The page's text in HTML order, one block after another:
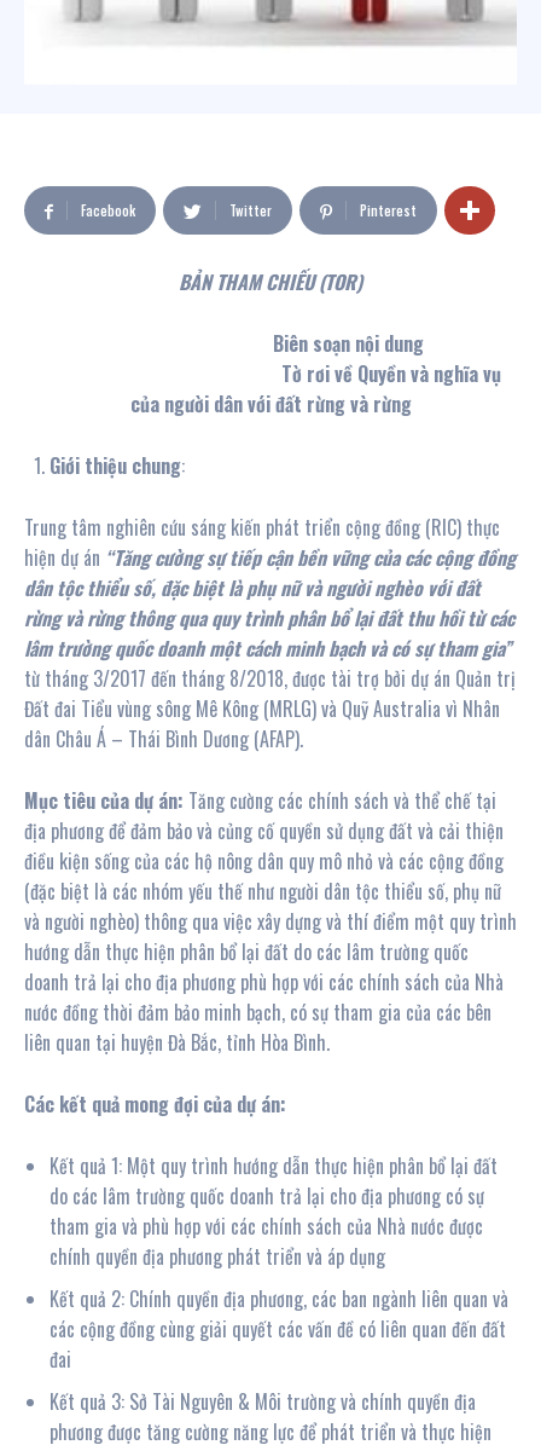
Facebook Twitter Pinterest
BẢN THAM CHIẾU (TOR)
Biên soạn nội dung
Tờ rơi về Quyền và nghĩa vụ
của người dânvới đất rừng và rừng
Giới thiệu chung:
Trung tâm nghiên cứu sáng kiến phát triển cộng đồng (RIC) thực
hiện dự án “Tăng cường sự tiếp cận bền vững của các cộng đồng
dân tộc thiểu số, đặc biệt là phụ nữ và người nghèo với đất
rừng và rừng thông qua quy trình phân bổ lại đất thu hồi từ các
lâm trường quốc doanh một cách minh bạch và có sự tham gia”
từ tháng 3/2017 đến tháng 8/2018, được tài trợ bởi dự án Quản trị
Đất đai Tiểu vùng sông Mê Kông (MRLG) và Quỹ Australia vì Nhân
dân Châu Á – Thái Bình Dương (AFAP).
Mục tiêu của dự án: Tăng cường các chính sách và thể chế tại
địa phương để đảm bảo và củng cố quyền sử dụng đất và cải thiện
điều kiện sống của các hộ nông dân quy mô nhỏ và các cộng đồng
(đặc biệt là các nhóm yếu thế như người dân tộc thiểu số, phụ nữ
và người nghèo) thông qua việc xây dựng và thí điểm một quy trình
hướng dẫn thực hiện phân bổ lại đất do các lâm trường quốc
doanh trả lại cho địa phương phù hợp với các chính sách của Nhà
nước đồng thời đảm bảo minh bạch, có sự tham gia của các bên
liên quan tại huyện Đà Bắc, tỉnh Hòa Bình.
Các kết quả mong đợi của dự án:
Kết quả 1: Một quy trình hướng dẫn thực hiện phân bổ lại đất
do các lâm trường quốc doanh trả lại cho địa phương có sự
tham gia và phù hợp với các chính sách của Nhà nước được
chính quyền địa phương phát triển và áp dụng
Kết quả 2: Chính quyền địa phương, các ban ngành liên quan và
các cộng đồng cùng giải quyết các vấn đề có liên quan đến đất
đai
Kết quả 3: Sở Tài Nguyên & Môi trường và chính quyền địa
phương được tăng cường năng lực để phát triển và thực hiện